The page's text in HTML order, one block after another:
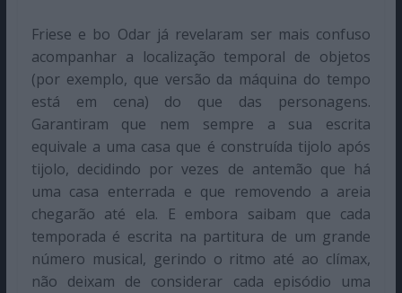
Friese e bo Odar já revelaram ser mais confuso
acompanhar a localização temporal de objetos
(por exemplo, que versão da máquina do tempo
está em cena) do que das personagens.
Garantiram que nem sempre a sua escrita
equivale a uma casa que é construída tijolo após
tijolo, decidindo por vezes de antemão que há
uma casa enterrada e que removendo a areia
chegarão até ela. E embora saibam que cada
temporada é escrita na partitura de um grande
número musical, gerindo o ritmo até ao clímax,
não deixam de considerar cada episódio uma